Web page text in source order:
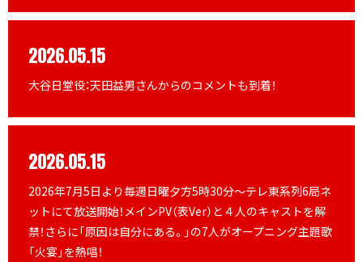
2026.05.15
大谷日堂役：天田益男さんからのコメントも到着！
2026.05.15
2026年7月5日より毎週日曜夕方5時30分～テレ東系列6局ネ
ットにて放送開始！メインPV（表Ver）と４人のキャストを解
禁！さらに「原因は自分にある。」の7人がオープニング主題歌
「火宴」を熱唱！